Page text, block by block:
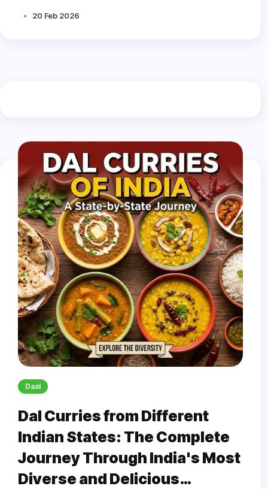
20 Feb 2026
Daal
Dal Curries from Different
Indian States: The Complete
Journey Through India's Most
Diverse and Delicious